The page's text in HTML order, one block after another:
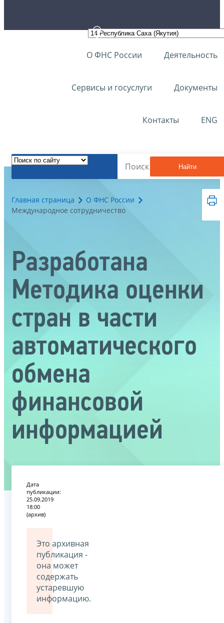
О ФНС России Деятельность
Сервисы и госуслуги Документы
Контакты ENG
Найти
Главная страница
О ФНС России
Международное сотрудничество
Разработана
Методика оценки
стран в части
автоматического
обмена
финансовой
информацией
Дата
публикации:
25.09.2019
18:00
(архив)
Это архивная
публикация -
она может
содержать
устаревшую
информацию.